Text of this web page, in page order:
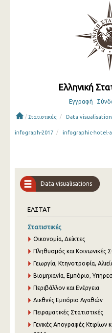
Ελληνική
Εγγραφή
/ Στατιστικές / Data
infograph-2017 / infographic-hotel-
Data visualisations
ΕΛΣΤΑΤ
Στατιστικές
Οικονομία, Δείκτες
Πληθυσμός και Κοινωνικές
Γεωργία, Κτηνοτροφία,
Βιομηχανία, Εμπόριο,
Περιβάλλον και Ενέργεια
Διεθνές Εμπόριο Αγαθών
Πειραματικές Στατιστικές
Γενικές Απογραφές Κτιρίων